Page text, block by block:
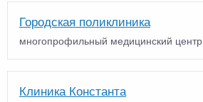
Городская поликлиника
многопрофильный медицинский центр
Клиника Константа